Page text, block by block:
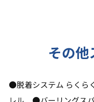
その
●脱着システム らく